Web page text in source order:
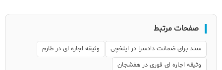
صفحات مرتبط
سند برای ضمانت دادسرا در ایلخچی
وثیقه اجاره ای در طارم
وثیقه اجاره ای فوری در هفشجان